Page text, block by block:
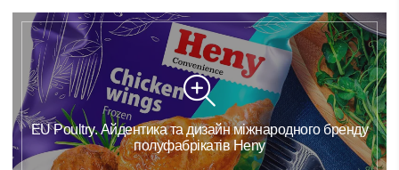
Lumoral Professional. Сайт медицинской продукции b2b